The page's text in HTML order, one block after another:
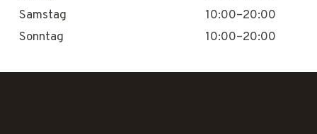
Samstag
10:00–20:00
Sonntag
10:00–20:00